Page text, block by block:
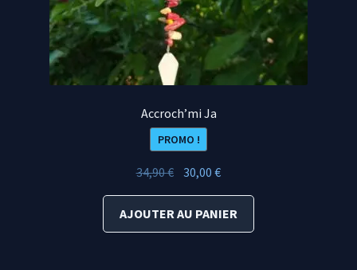
Accroch’mi Ja
PROMO !
34,90€ Le
initial
était :
30,00€Le
actuel
est :
AJOUTER AU PANIER